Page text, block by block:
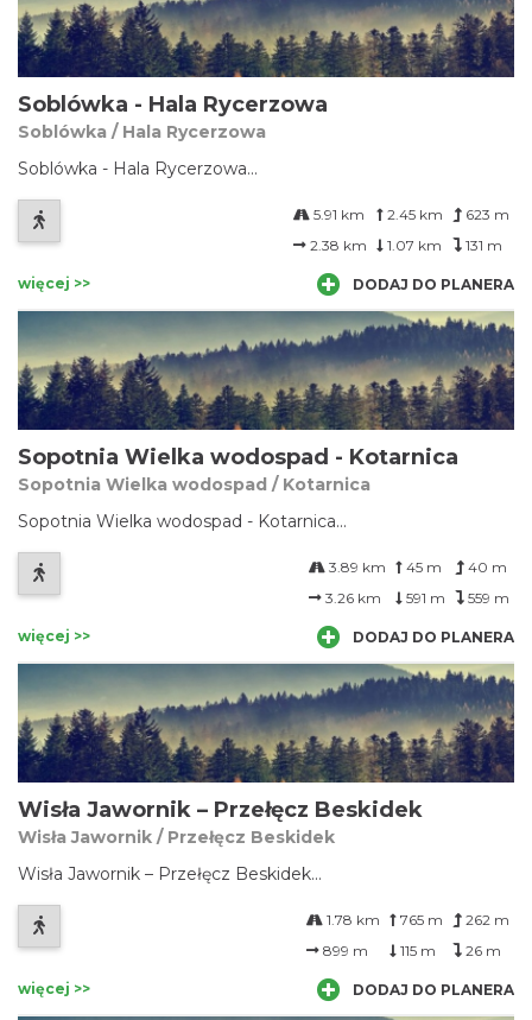
Soblówka - Hala Rycerzowa
Soblówka / Hala Rycerzowa
Soblówka - Hala Rycerzowa...
5.91 km 2.45 km
623 m
2.38 km
1.07 km 131 m
więcej >> DODAJ DO PLANERA
Sopotnia Wielka wodospad - Kotarnica
Sopotnia Wielka wodospad / Kotarnica
Sopotnia Wielka wodospad - Kotarnica...
3.89 km 45 m
40 m
3.26 km
591 m 559 m
więcej >> DODAJ DO PLANERA
Wisła Jawornik – Przełęcz Beskidek
Wisła Jawornik / Przełęcz Beskidek
Wisła Jawornik – Przełęcz Beskidek...
1.78 km 765 m
262 m
899 m
115 m 26 m
więcej >> DODAJ DO PLANERA